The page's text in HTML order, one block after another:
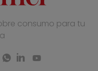
consumo para tu